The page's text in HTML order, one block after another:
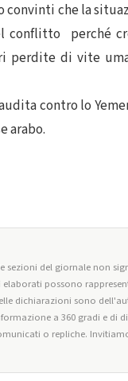
che la
conflitto perché
perdite di vite
contro lo
arabo.
sezioni del giornale non
possono
dichiarazioni sono
a 360 gradi e di
o repliche.